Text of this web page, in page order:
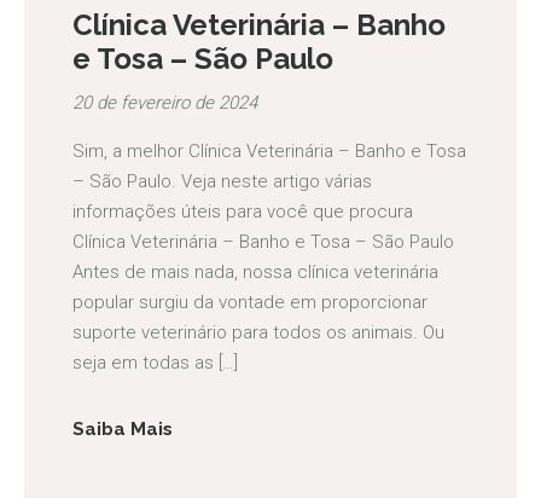
Clínica Veterinária – Banho
e Tosa – São Paulo
20 de fevereiro de 2024
Sim, a melhor Clínica Veterinária – Banho e Tosa
– São Paulo. Veja neste artigo várias
informações úteis para você que procura
Clínica Veterinária – Banho e Tosa – São Paulo
Antes de mais nada, nossa clínica veterinária
popular surgiu da vontade em proporcionar
suporte veterinário para todos os animais. Ou
seja em todas as […]
Saiba Mais